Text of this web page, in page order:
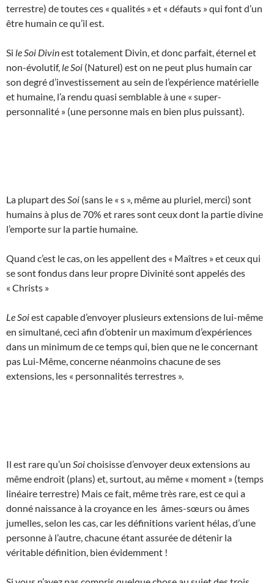
terrestre) de toutes ces « qualités » et « défauts » qui font d’un
être humain ce qu’il est.
Si le Soi Divinest totalement Divin, et donc parfait, éternel et
non-évolutif, le Soi (Naturel) est on ne peut plus humain car
son degré d’investissement au sein de l’expérience matérielle
et humaine, l’a rendu quasi semblable à une « super-
personnalité » (une personne mais en bien plus puissant).
La plupart des Soi (sans le « s », même au pluriel, merci) sont
humains à plus de 70% et rares sont ceux dont la partie divine
l’emporte sur la partie humaine.
Quand c’est le cas, on les appellent des « Maîtres » et ceux qui
se sont fondus dans leur propre Divinité sont appelés des
« Christs »
Le Soiest capable d’envoyer plusieurs extensions de lui-même
en simultané, ceci afin d’obtenir un maximum d’expériences
dans un minimum de ce temps qui, bien que ne le concernant
pas Lui-Même, concerne néanmoins chacune de ses
extensions, les « personnalités terrestres ».
Il est rare qu’un Soichoisisse d’envoyer deux extensions au
même endroit (plans) et, surtout, au même « moment » (temps
linéaire terrestre) Mais ce fait, même très rare, est ce qui a
donné naissance à la croyance en les âmes-sœurs ou âmes
jumelles, selon les cas, car les définitions varient hélas, d’une
personne à l’autre, chacune étant assurée de détenir la
véritable définition, bien évidemment !